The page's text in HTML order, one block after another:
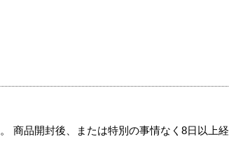
商品開封後、または特別の事情なく8日以上経